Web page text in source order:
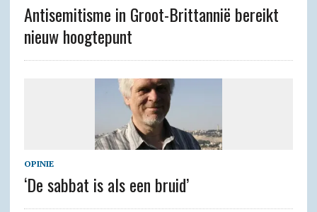
Antisemitisme in Groot-Brittannië bereikt
nieuw hoogtepunt
OPINIE
‘De sabbat is als een bruid’